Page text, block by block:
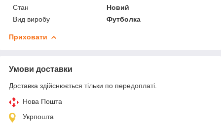
Стан
Новий
Вид виробу
Футболка
Приховати
Умови доставки
Доставка здійснюється тільки по передоплаті.
Нова Пошта
Укрпошта